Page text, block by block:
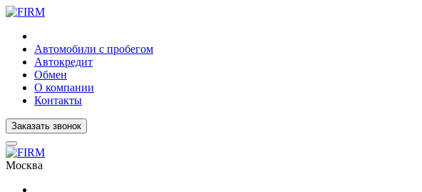
Автомобили с пробегом
Автокредит
Обмен
О компании
Контакты
Заказать звонок
Москва